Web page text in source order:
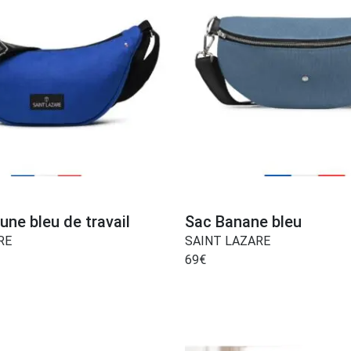
bleu de travail Sac Banane bleu
SAINT LAZARE
69€